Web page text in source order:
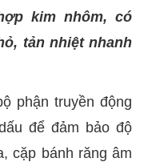
kim nhôm, có
tản nhiệt nhanh
phận truyền động
để đảm bảo độ
cặp bánh răng âm